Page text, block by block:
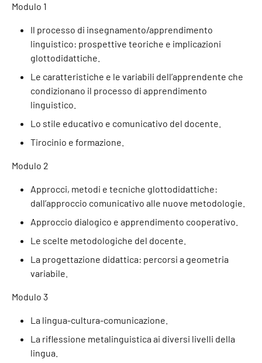
Modulo 1
Il processo di insegnamento/apprendimento
linguistico: prospettive teoriche e implicazioni
glottodidattiche.
Le caratteristiche e le variabili dell’apprendente che
condizionano il processo di apprendimento
linguistico.
Lo stile educativo e comunicativo del docente.
Tirocinio e formazione.
Modulo 2
Approcci, metodi e tecniche glottodidattiche:
dall’approccio comunicativo alle nuove metodologie.
Approccio dialogico e apprendimento cooperativo.
Le scelte metodologiche del docente.
La progettazione didattica: percorsi a geometria
variabile.
Modulo 3
La lingua-cultura-comunicazione.
La riflessione metalinguistica ai diversi livelli della
lingua.